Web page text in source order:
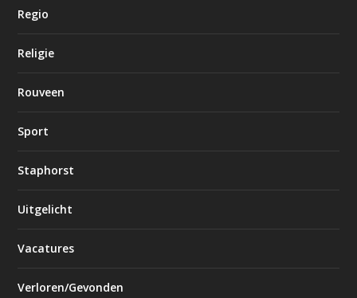
Regio
Religie
Rouveen
Sport
Staphorst
Uitgelicht
Vacatures
Verloren/Gevonden